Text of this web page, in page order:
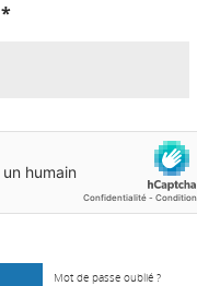
*
Mot de passe oublié ?